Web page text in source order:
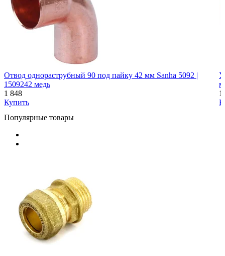
Отвод однораструбный 90 под пайку 42 мм Sanha 5092 |
1509242 медь
1 848
Купить
1
Популярные товары